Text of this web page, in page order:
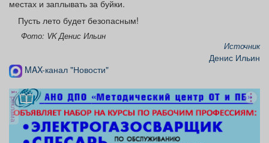
местах и заплывать за буйки.
Пусть лето будет безопасным!
Фото: VK Денис Ильин
Источник
Денис Ильин
MAX-канал "Новости"
реклама